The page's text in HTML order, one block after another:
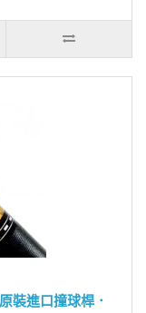
裝進口撞球桿．